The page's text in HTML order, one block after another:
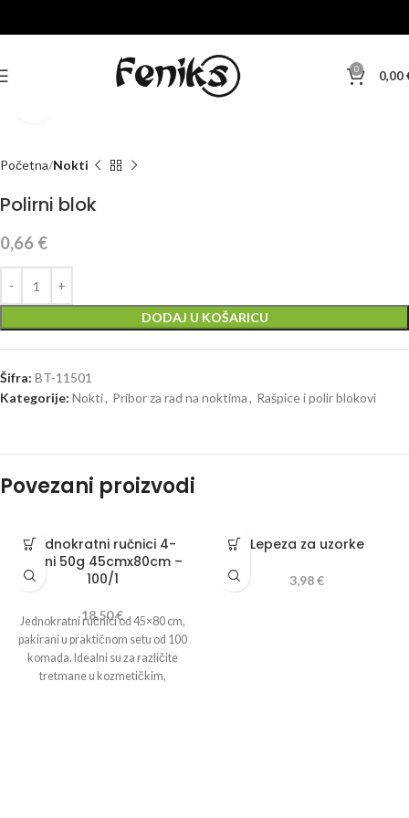
0 0,00
Početna Nokti
Polirni blok
0,66 €
DODAJ U KOŠARICU
Šifra: BT-11501
Kategorije: Nokti, Pribor za rad na noktima, Rašpice i polir blokovi
Povezani proizvodi
Jednokratni ručnici 4-
slojni 50g 45cmx80cm –
100/1
18,50€
Jednokratni ručnici od 45×80 cm,
pakirani u praktičnom setu od 100
komada. Idealni su za različite
tretmane u kozmetičkim,
Lepeza za uzorke
3,98€